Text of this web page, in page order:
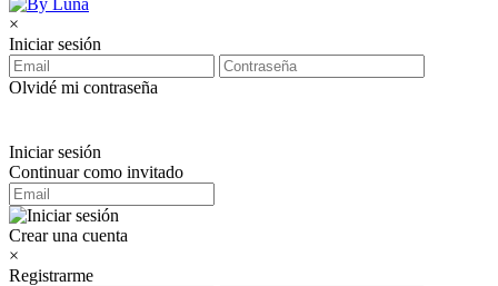
×
Iniciar sesión
Olvidé mi contraseña
Iniciar sesión
Continuar como invitado
Crear una cuenta
×
Registrarme